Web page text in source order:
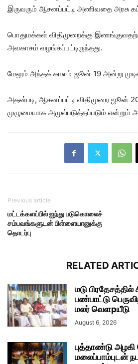
இருவரும் ஆசனப்பட்டி அணிவதை அரசு
பொதுமக்கள் விதிமுறைக்கு
அவகாசம் வழங்கப்பட்டிருந்தது.
மேலும் அந்தக் காலம் ஜூன் 19 அன்று
அதன்படி, ஆசனப்பட்டி விதிமுறை ஜூன் 20
முழுமையாக அமுல்படுத்தப்படும் என்றும்
Previous article
மட்டக்களப்பில் ஐந்து படுகொலைச்
சம்பவங்களுடன் பிள்ளையானுக்கு
தொடர்பு
RELATED
மடு
பண்பாட்டு
மலர் வெளpயீடு
August 6, 2026
புத்தாண்டு அழகி
மலைப்பாம்புடன்